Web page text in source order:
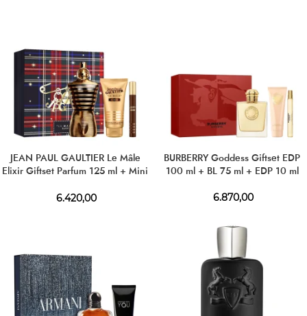
JEAN PAUL GAULTIER Le Mâle
Elixir Giftset Parfum 125 ml + Mini
6.420,00
BURBERRY Goddess Giftset EDP
100 ml + BL 75 ml + EDP 10 ml
6.870,00